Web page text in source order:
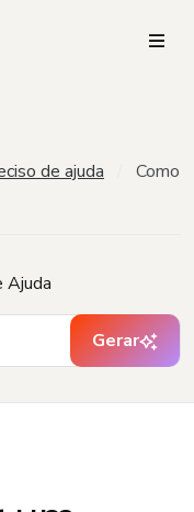
de ajuda
Como
Ajuda
Gerar